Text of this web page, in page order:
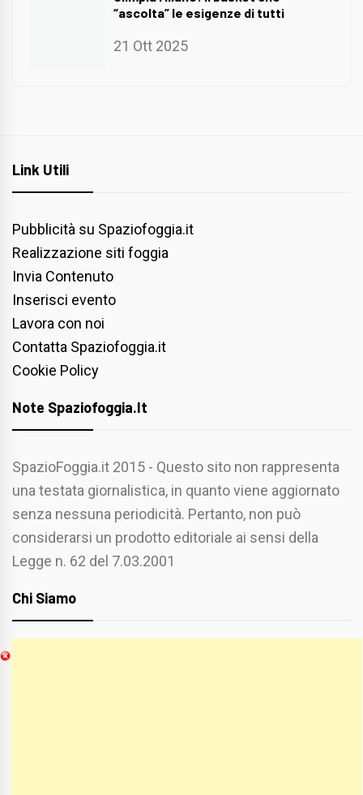
“ascolta” le esigenze di tutti
21 Ott 2025
Link Utili
Pubblicità su Spaziofoggia.it
Realizzazione siti foggia
Invia Contenuto
Inserisci evento
Lavora con noi
Contatta Spaziofoggia.it
Cookie Policy
Note Spaziofoggia.it
SpazioFoggia.it 2015 - Questo sito non rappresenta
una testata giornalistica, in quanto viene aggiornato
senza nessuna periodicità. Pertanto, non può
considerarsi un prodotto editoriale ai sensi della
Legge n. 62 del 7.03.2001
Chi Siamo